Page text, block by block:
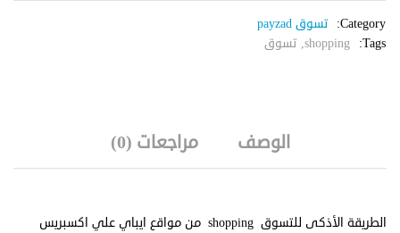
Category:
تسوق payzad
Tags:
shopping
, تسوق
الوصف مراجعات (0)
الطريقة الأذكى للتسوق shopping من مواقع ايباي علي اكسبريس